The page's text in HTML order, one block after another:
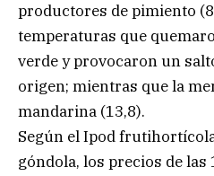
productores de pimiento
temperaturas que
verde y provocaron un
origen; mientras que la
mandarina (13,8).
Según el Ipod
góndola, los precios de